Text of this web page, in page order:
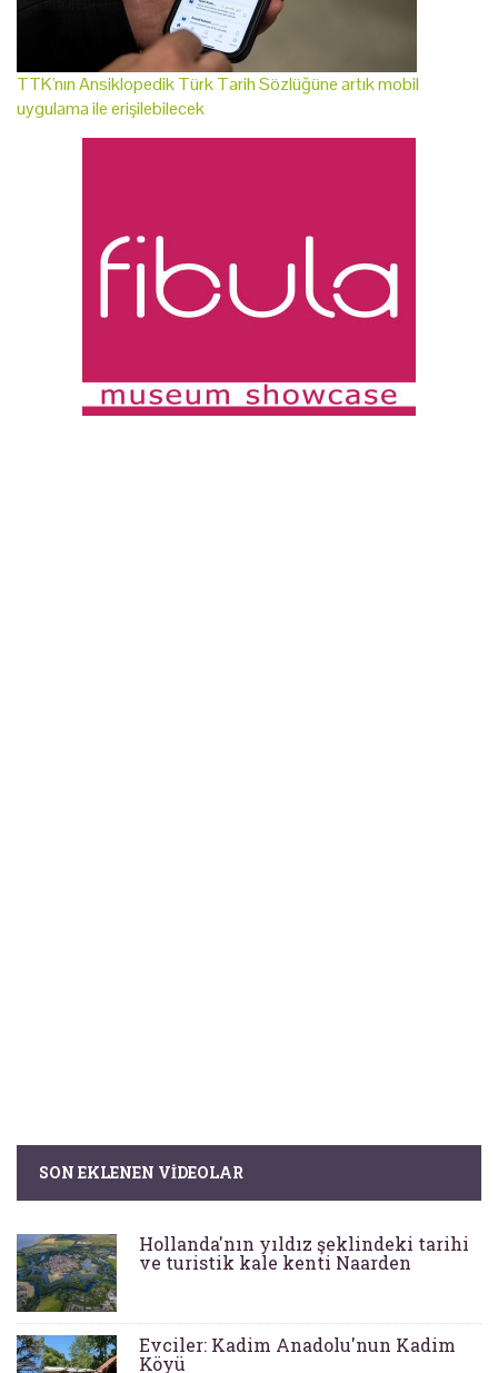
TTK'nın Ansiklopedik Türk Tarih Sözlüğüne artık mobil
uygulama ile erişilebilecek
SON EKLENEN VIDEOLAR
Hollanda'nın yıldız şeklindeki tarihi
ve turistik kale kenti Naarden
Evciler: Kadim Anadolu'nun Kadim
Köyü